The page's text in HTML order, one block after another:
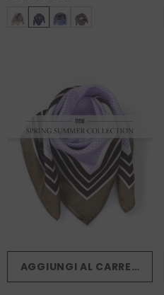
AGGIUNGI AL CARRELLO